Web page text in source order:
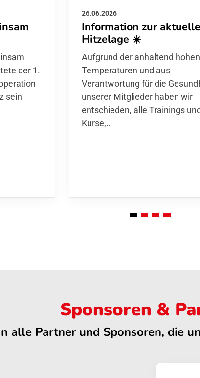
sind
1. FFC
mit
26.06.2026
Information zur
Hitzelage ☀️
Aufgrund der anhaltend hohen
Temperaturen und aus
Verantwortung für die
unserer Mitglieder haben wir
entschieden, alle Trainings
Kurse
Sponsoren &
alle Partner und Sponsoren, die